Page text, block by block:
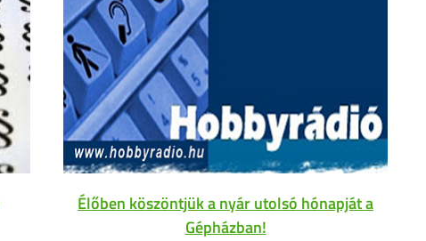
Élőben köszöntjük a nyár utolsó hónapját a
Gépházban!